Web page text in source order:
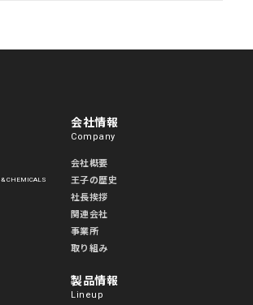
CHEMICALS
会社情報
Company
会社概要
王子の歴史
社長挨拶
関連会社
事業所
取り組み
製品情報
Lineup